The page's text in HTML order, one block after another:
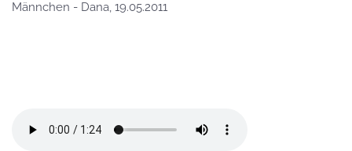
Männchen - Dana, 19.05.2011